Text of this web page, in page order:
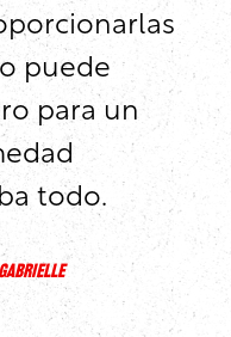
puede
para un
todo.